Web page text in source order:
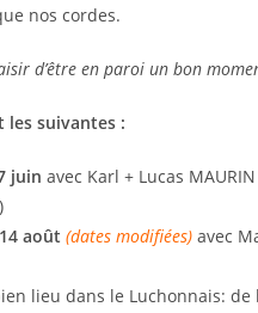
nos cordes.
d’être en paroi un bon
les suivantes :
juin avec Karl + Lucas
août (dates modifiées) avec
lieu dans le Luchonnais: